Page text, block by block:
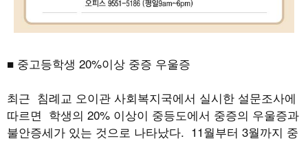
■ 중고등학생 20%이상 중증 우울증
최근 침례교 오이관 사회복지국에서 실시한 설문조사에
따르면 학생의 20% 이상이 중등도에서 중증의 우울증과
불안증세가 있는 것으로 나타났다. 11월부터 3월까지 중